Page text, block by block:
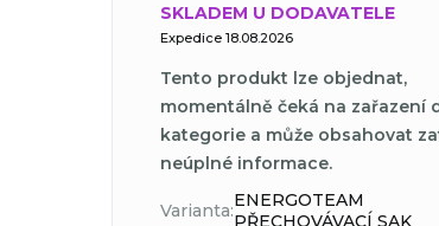
SKLADEM U DODAVATELE
Expedice 18.08.2026
Tento produkt lze objednat,
momentálně čeká na zařazení
kategorie a může obsahovat
neúplné informace.
Varianta:ENERGOTEAM
PŘECHOVÁVACÍ SAK